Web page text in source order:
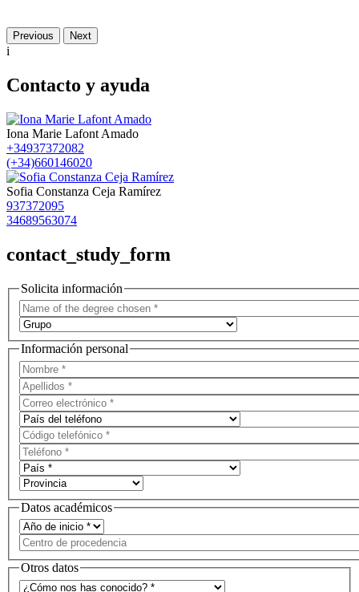
Previous Next
i
Contacto y ayuda
Iona Marie Lafont Amado
+34937372082
(+34)660146020
Sofia Constanza Ceja Ramírez
937372095
34689563074
contact_study_form
Solicita información
Información personal
Datos académicos
Otros datos